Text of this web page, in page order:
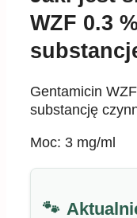
WZF 0.3
Gentamicin
substancję
Moc: 3 mg/ml